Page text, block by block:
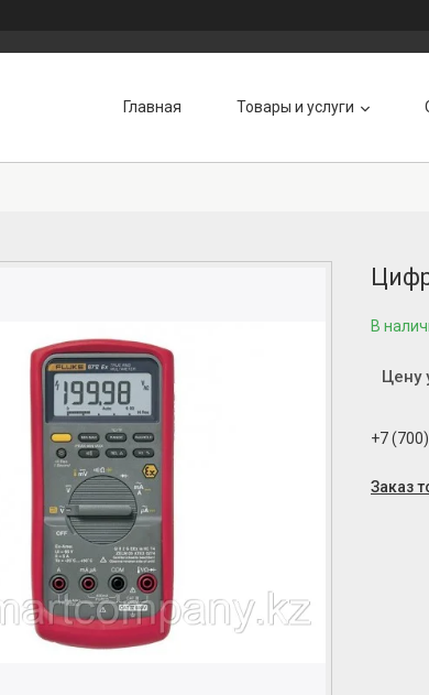
Главная Товары и услуги
В
Цену
+7
Заказ